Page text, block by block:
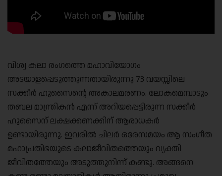
വിശ്വ കലാ രംഗത്തെ മഹാവിയോഗം
അടയാളപ്പെടുത്തുന്നതായിരുന്നു 73 വയസ്സിലെ
സക്കീർ ഹുസൈന്റെ അകാലമരണം. ലോകമെമ്പാടും
തബല മാന്ത്രികൻ എന്ന് അറിയപ്പെട്ടിരുന്ന സക്കീർ
ഹുസൈന് ലക്ഷക്കണക്കിന് ആരാധകർ
ഉണ്ടായിരുന്നു. ഇവരിൽ ചിലർ ഒരേസമയം ആ സംഗീത
മഹാപ്രതിഭയുടെ കലാജീവിതത്തെയും വ്യക്തി
ജീവിതത്തേയും അടുത്തുനിന്ന് കണ്ടു. അങ്ങനെ